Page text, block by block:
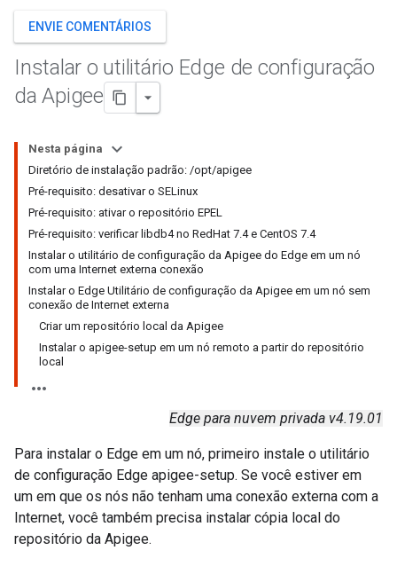
ENVIE COMENTÁRIOS
Instalar o utilitário Edge de configuração
da Apigee
Nesta página
Diretório de instalação padrão: /opt/apigee
Pré-requisito: desativar o SELinux
Pré-requisito: ativar o repositório EPEL
Pré-requisito: verificar libdb4 no RedHat 7.4 e CentOS 7.4
Instalar o utilitário de configuração da Apigee do Edge em um nó
com uma Internet externa conexão
Instalar o Edge Utilitário de configuração da Apigee em um nó sem
conexão de Internet externa
Criar um repositório local da Apigee
Instalar o apigee-setup em um nó remoto a partir do repositório
local
Edge para nuvem privada v4.19.01
Para instalar o Edge em um nó, primeiro instale o utilitário
de configuração Edge apigee-setup. Se você estiver em
um em que os nós não tenham uma conexão externa com a
Internet, você também precisa instalar cópia local do
repositório da Apigee.